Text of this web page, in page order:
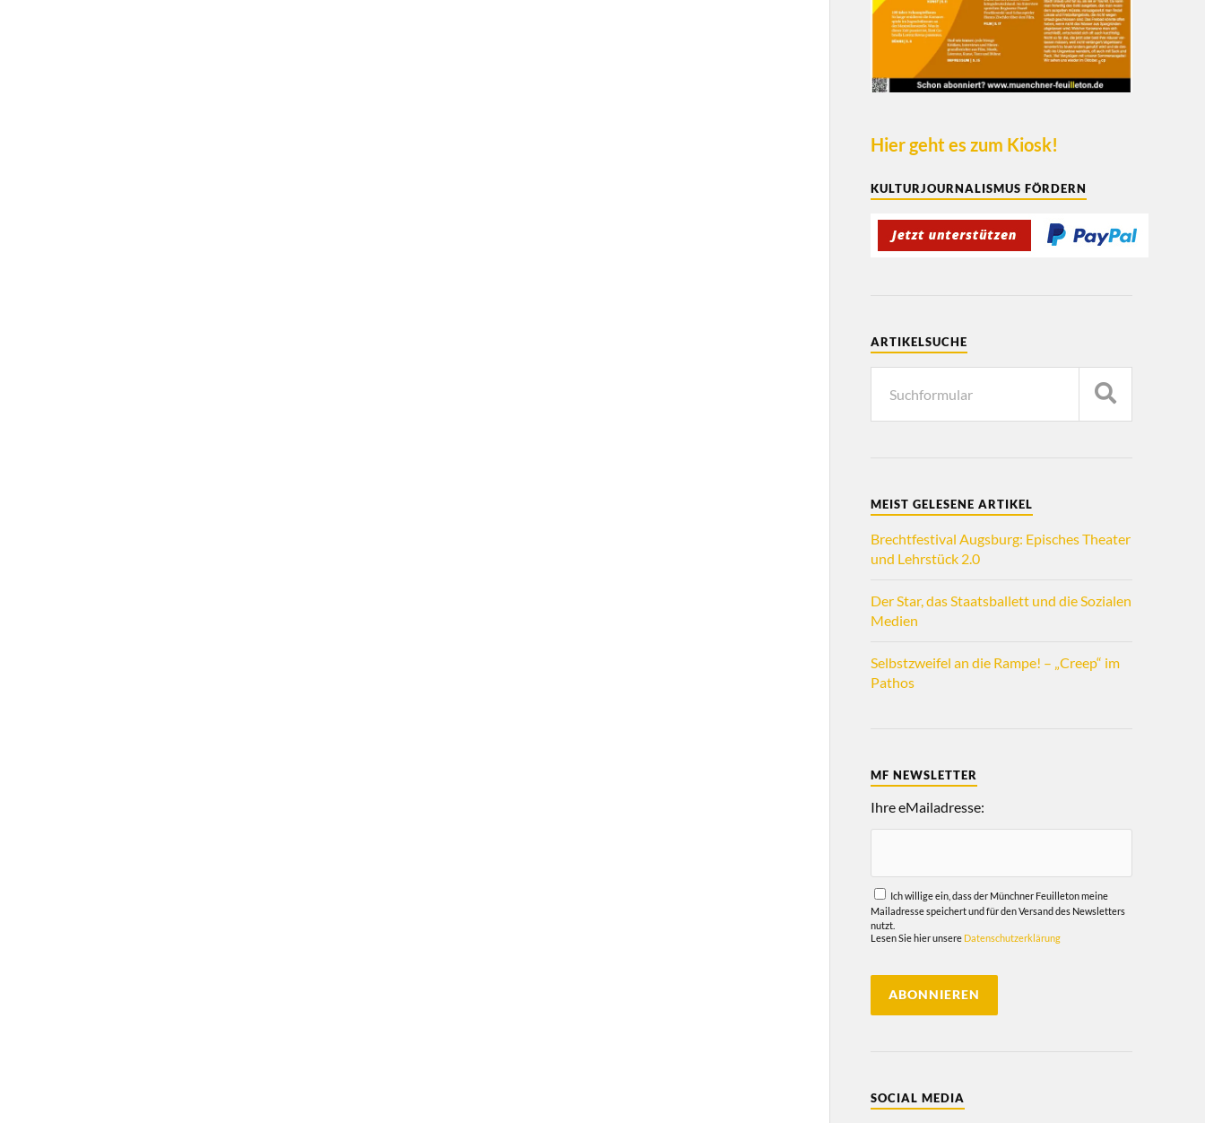
Hier geht es zum Kiosk!
KULTURJOURNALISMUS FÖRDERN
ARTIKELSUCHE
MEIST GELESENE ARTIKEL
Brechtfestival Augsburg: Episches Theater
und Lehrstück 2.0
Der Star, das Staatsballett und die Sozialen
Medien
Selbstzweifel an die Rampe! – „Creep“ im
Pathos
MF NEWSLETTER
Ihre eMailadresse:
Ich willige ein, dass der Münchner Feuilleton meine
Mailadresse speichert und für den Versand des Newsletters
nutzt.
Lesen Sie hier unsere Datenschutzerklärung
SOCIAL MEDIA